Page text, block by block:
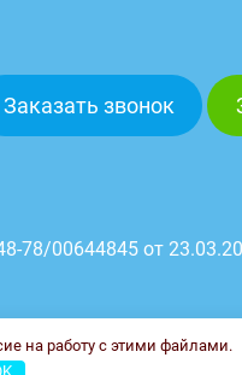
Заказать звонок
78/00644845 от
на работу с этими файлами.